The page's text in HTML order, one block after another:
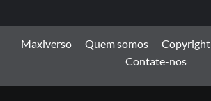
Maxiverso Quem somos Copyright
Contate-nos